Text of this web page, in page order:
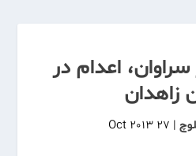
اعدام در
زاهدان
|
27 Oct 2013